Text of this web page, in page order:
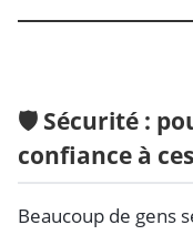
🛡️ Sécurité :
confiance à
Beaucoup de gens